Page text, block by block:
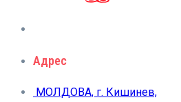
Адрес
МОЛДОВА, г. Кишинев,